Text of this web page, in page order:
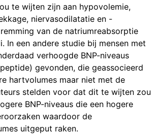
te wijten zijn aan hypovolemie,
niervasodilatatie en -
van de natriumreabsorptie
In een andere studie bij mensen met
verhoogde BNP-niveaus
gevonden, die geassocieerd
hartvolumes maar niet met de
stelden voor dat dit te wijten zou
BNP-niveaus die een hogere
waardoor de
uitgeput raken.